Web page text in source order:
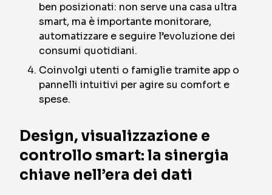
ben posizionati: non serve una casa ultra
smart, ma è importante monitorare,
automatizzare e seguire l’evoluzione dei
consumi quotidiani.
Coinvolgi utenti o famiglie tramite app o
pannelli intuitivi per agire su comfort e
spese.
Design, visualizzazione e
controllo smart: la sinergia
chiave nell’era dei dati